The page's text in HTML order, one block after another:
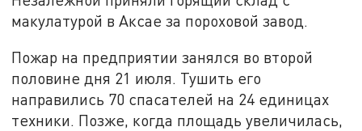
макулатурой в Аксае за пороховой завод.
Пожар на предприятии занялся во второй
половине дня 21 июля. Тушить его
направились 70 спасателей на 24 единицах
техники. Позже, когда площадь увеличилась,